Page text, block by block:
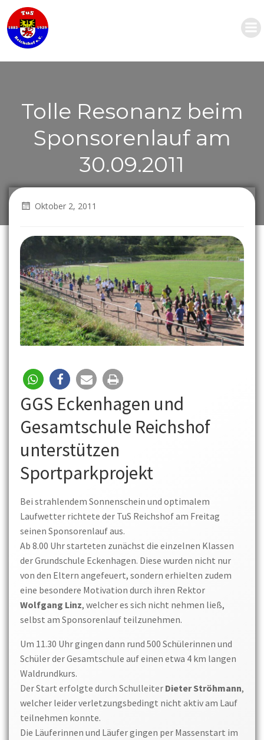
Tolle Resonanz beim
Sponsorenlauf am
30.09.2011
Oktober 2, 2011
GGS Eckenhagen und
Gesamtschule Reichshof
unterstützen
Sportparkprojekt
Bei strahlendem Sonnenschein und optimalem
Laufwetter richtete der TuS Reichshof am Freitag
seinen Sponsorenlauf aus.
Ab 8.00 Uhr starteten zunächst die einzelnen Klassen
der Grundschule Eckenhagen. Diese wurden nicht nur
von den Eltern angefeuert, sondern erhielten zudem
eine besondere Motivation durch ihren Rektor
Wolfgang Linz, welcher es sich nicht nehmen ließ,
selbst am Sponsorenlauf teilzunehmen.
Um 11.30 Uhr gingen dann rund 500 Schülerinnen und
Schüler der Gesamtschule auf einen etwa 4 km langen
Waldrundkurs.
Der Start erfolgte durch Schulleiter Dieter Ströhmann,
welcher leider verletzungsbedingt nicht aktiv am Lauf
teilnehmen konnte.
Die Läuferinnen und Läufer gingen per Massenstart im